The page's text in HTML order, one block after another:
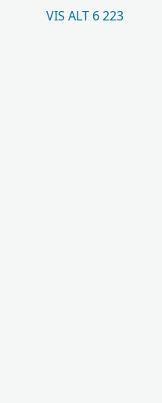
VIS ALT 6 223